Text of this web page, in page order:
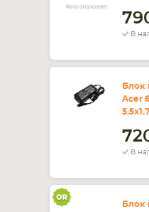
В
Блок
Acer
В
Блок